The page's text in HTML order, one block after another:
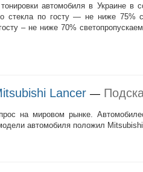
автомобиля в Украине в
стекла по госту — не ниже 75%
– не ниже 70%
Lancer —
на мировом рынке.
автомобиля положил Mitsubishi